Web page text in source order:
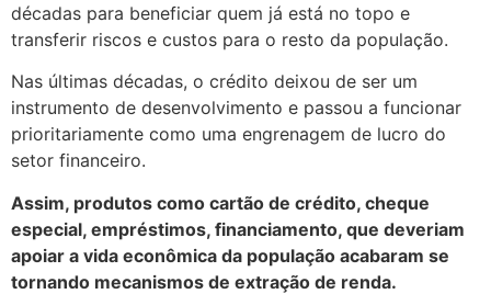
décadas para beneficiar quem já está no topo e
transferir riscos e custos para o resto da população.
Nas últimas décadas, o crédito deixou de ser um
instrumento de desenvolvimento e passou a funcionar
prioritariamente como uma engrenagem de lucro do
setor financeiro.
Assim, produtos como cartão de crédito, cheque
especial, empréstimos, financiamento, que deveriam
apoiar a vida econômica da população acabaram se
tornando mecanismos de extração de renda.